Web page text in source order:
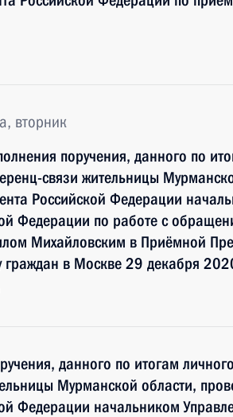
вторник
поручения, данного по
связи жительницы
Российской Федерации
Федерации по работе с
Михайловским в Приёмной
в Москве 29 декабря
данного по итогам
Мурманской области,
Федерации начальником